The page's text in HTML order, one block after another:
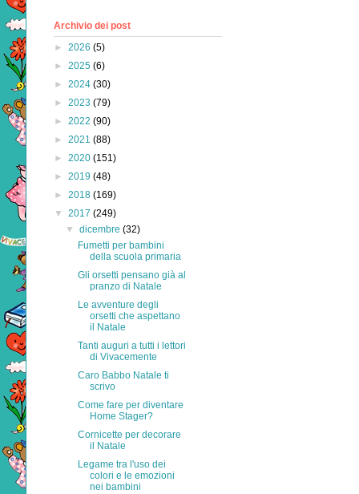
Archivio dei post
► 2026 (5)
► 2025 (6)
► 2024 (30)
► 2023 (79)
► 2022 (90)
► 2021 (88)
► 2020 (151)
► 2019 (48)
► 2018 (169)
▼ 2017 (249)
▼dicembre(32)
Fumetti per bambini
della scuola primaria
Gli orsetti pensano già al
pranzo di Natale
Le avventure degli
orsetti che aspettano
il Natale
Tanti auguri a tutti i lettori
di Vivacemente
Caro Babbo Natale ti
scrivo
Come fare per diventare
Home Stager?
Cornicette per decorare
il Natale
Legame tra l'uso dei
colori e le emozioni
nei bambini